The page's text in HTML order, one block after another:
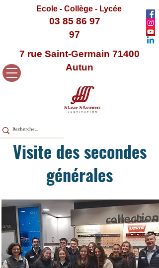
Ecole - Collège - Lycée
03 85 86 97
97
7 rue Saint-Germain 71400
Autun
Visite des secondes
générales